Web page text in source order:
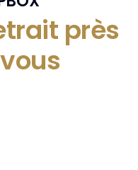
près